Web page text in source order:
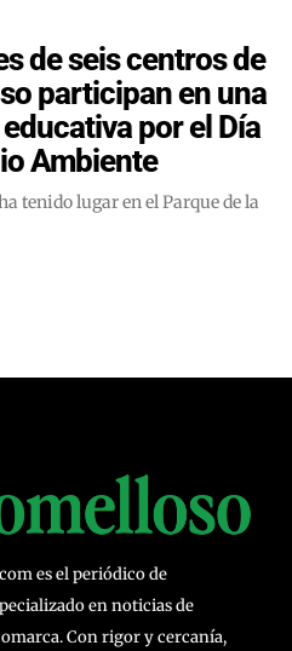
de seis centros de
participan en una
por el Día
Ambiente
tenido lugar en el Parque de la
es el periódico de
en noticias de
Con rigor y cercanía,